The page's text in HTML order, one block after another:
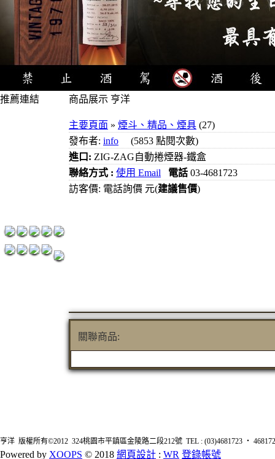
推薦連結 商品展示 亨洋
主要頁面 » 煙斗、精品、煙具 (27)
發布者: info (5853 點閱次數)
進口: ZIG-ZAG自動捲煙器-鐵盒
聯絡方式 : 使用 Email 電話 03-4681723
訪客價: 電話詢價 元(建議售價)
關聯商品:
亨洋 版權所有©2012 324桃園市平鎮區金陵路二段212號 TEL : (03)4681723 ‧
Powered by XOOPS © 2018 網頁設計 : WR 登錄帳號